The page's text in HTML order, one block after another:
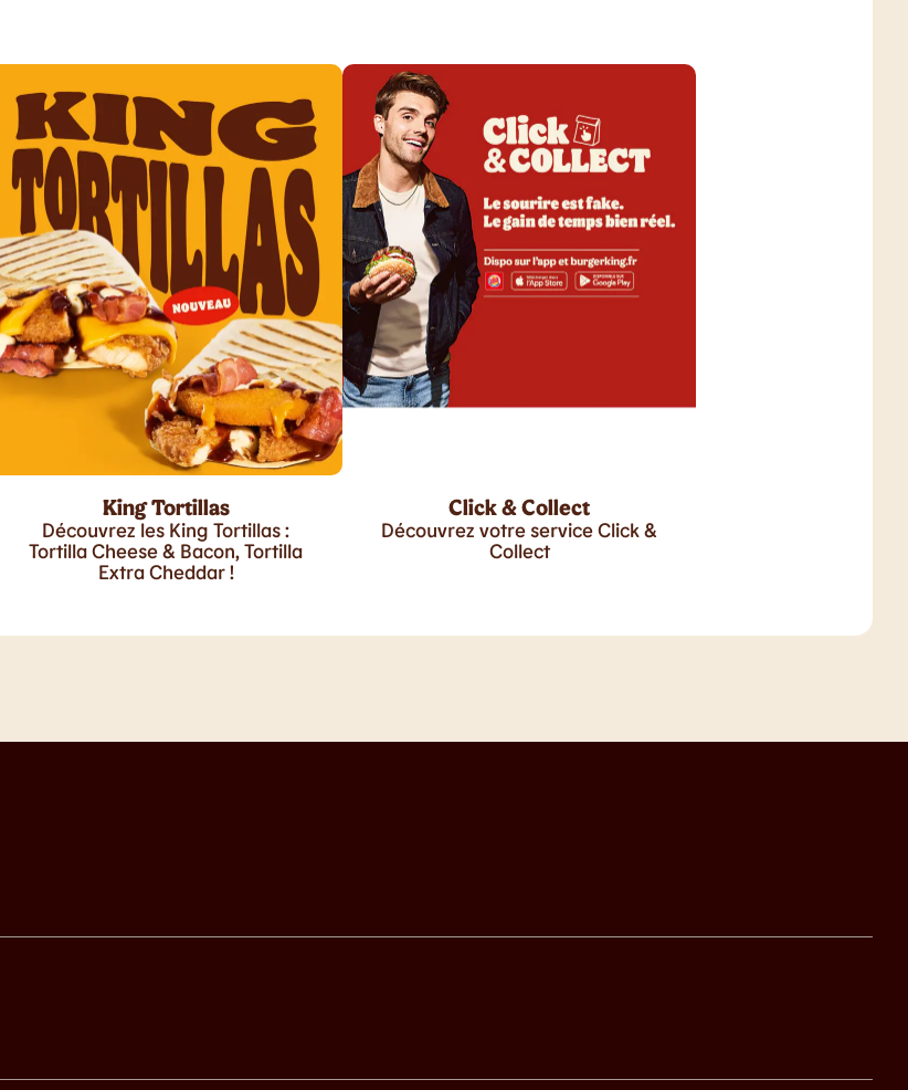
King Tortillas
Découvrez les King Tortillas :
Tortilla Cheese & Bacon, Tortilla
Extra Cheddar !
Click & Collect
Découvrez votre service Click &
Collect